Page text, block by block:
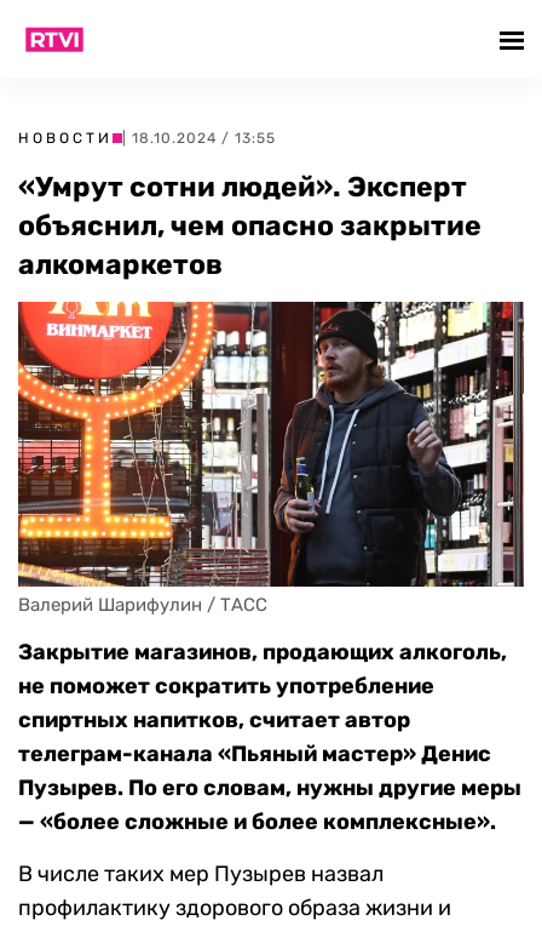
НОВОСТИ | 18.10.2024 / 13:55
«Умрут сотни людей». Эксперт
объяснил, чем опасно закрытие
алкомаркетов
Валерий Шарифулин / ТАСС
Закрытие магазинов, продающих алкоголь,
не поможет сократить употребление
спиртных напитков, считает автор
телеграм-канала «Пьяный мастер» Денис
Пузырев. По его словам, нужны другие меры
— «более сложные и более комплексные».
В числе таких мер Пузырев назвал
профилактику здорового образа жизни и